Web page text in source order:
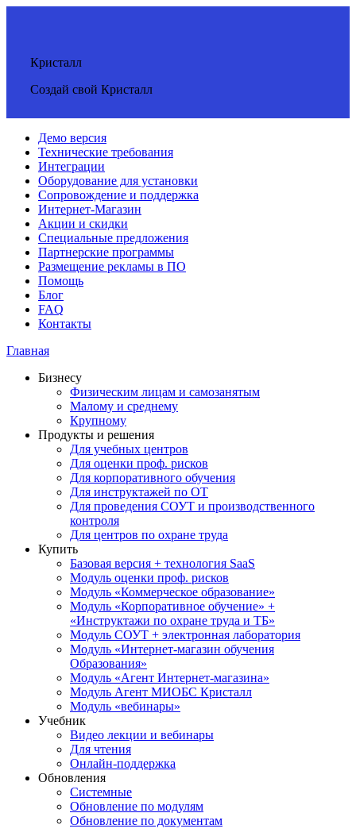
Кристалл
Создай свой Кристалл
Демо версия
Технические требования
Интеграции
Оборудование для установки
Сопровождение и поддержка
Интернет-Магазин
Акции и скидки
Специальные предложения
Партнерские программы
Размещение рекламы в ПО
Помощь
Блог
FAQ
Контакты
Главная
Бизнесу
Физическим лицам и самозанятым
Малому и среднему
Крупному
Продукты и решения
Для учебных центров
Для оценки проф. рисков
Для корпоративного обучения
Для инструктажей по ОТ
Для проведения СОУТ и производственного
контроля
Для центров по охране труда
Купить
Базовая версия + технология SaaS
Модуль оценки проф. рисков
Модуль «Коммерческое образование»
Модуль «Корпоративное обучение» +
«Инструктажи по охране труда и ТБ»
Модуль СОУТ + электронная лаборатория
Модуль «Интернет-магазин обучения
Образования»
Модуль «Агент Интернет-магазина»
Модуль Агент МИОБС Кристалл
Модуль «вебинары»
Учебник
Видео лекции и вебинары
Для чтения
Онлайн-поддержка
Обновления
Системные
Обновление по модулям
Обновление по документам